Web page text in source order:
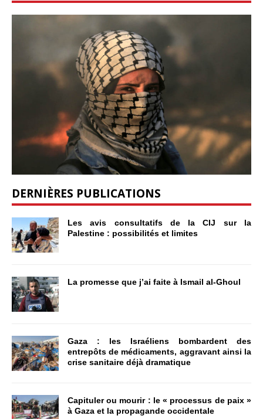
DERNIÈRES PUBLICATIONS
Les avis consultatifs de la CIJ sur la
Palestine : possibilités et limites
La promesse que j’ai faite à Ismail al-Ghoul
Gaza : les Israéliens bombardent des
entrepôts de médicaments, aggravant ainsi la
crise sanitaire déjà dramatique
Capituler ou mourir : le « processus de paix »
à Gaza et la propagande occidentale